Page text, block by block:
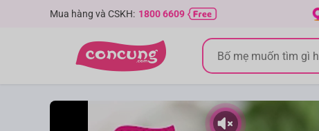
Mua hàng và CSKH: 1800 6609